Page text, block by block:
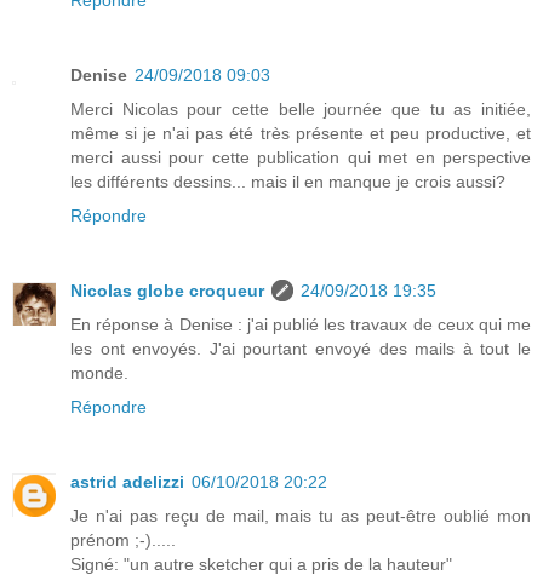
Denise 24/09/2018 09:03
Merci Nicolas pour cette belle journée que tu as initiée,
même si je n'ai pas été très présente et peu productive, et
merci aussi pour cette publication qui met en perspective
les différents dessins... mais il en manque je crois aussi?
Répondre
Nicolas globe croqueur
24/09/2018 19:35
En réponse à Denise : j'ai publié les travaux de ceux qui me
les ont envoyés. J'ai pourtant envoyé des mails à tout le
monde.
Répondre
astrid adelizzi 06/10/2018 20:22
Je n'ai pas reçu de mail, mais tu as peut-être oublié mon
prénom ;-).....
Signé: "un autre sketcher qui a pris de la hauteur"